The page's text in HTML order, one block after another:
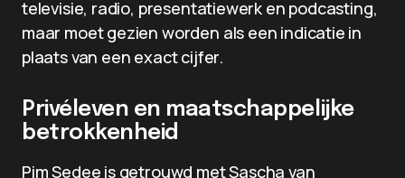
televisie, radio, presentatiewerk en podcasting,
maar moet gezien worden als een indicatie in
plaats van een exact cijfer.
Privéleven en maatschappelijke
betrokkenheid
Pim Sedee is getrouwd met Sascha van